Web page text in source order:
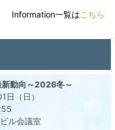
Information一覧はこちら
新動向～2026冬～
日（日）
ル会議室